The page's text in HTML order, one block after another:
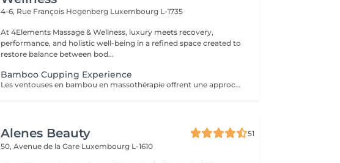
4-6, Rue François Hogenberg Luxembourg L-1735
At 4Elements Massage & Wellness, luxury meets recovery,
performance, and holistic well-being in a refined space created to
restore balance between bod...
Bamboo Cupping Experience
Les ventouses en bambou en massothérapie offrent une approche naturelle, douce et non invasive pour le soin du corps Elles agissent en profondeur tout en respectant les tissus, sans provoquer de douleur ni de marques. Bienfaits principaux : Stimulent la microcirculation sanguine et améliorent l'oxygénation des tissus Favorisent la récupération musculaire et réduisent les tensions, notamment au niveau du dos et de la nuque Produisent un effet de drainage lymphatique, aidant à diminuer les dèmes Améliorent la tonicité et l'élasticité de la peau Induisent une relaxation profonde, bénéfique en cas de stress Grâce aux propriétés naturelles du bambou, le massage se caractérise par un glissement fluide et une pression maîtrisée, garantissant un soin confortable et non traumatique. Contre-indications : Affections cutanées inflammatoires, varices, hypertension artérielle sévère, fragilité vasculaire.
Alenes Beauty
51
50, Avenue de la Gare Luxembourg L-1610